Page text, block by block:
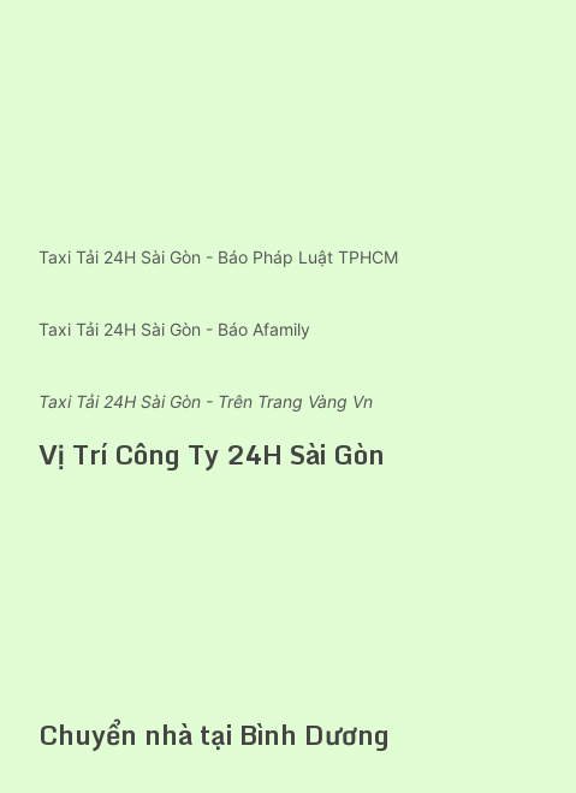
Taxi Tải 24H Sài Gòn - Báo Pháp Luật TPHCM
Taxi Tải 24H Sài Gòn - Báo Afamily
Taxi Tải 24H Sài Gòn - Trên Trang Vàng Vn
Vị Trí Công Ty 24H Sài Gòn
Chuyển nhà tại Bình Dương